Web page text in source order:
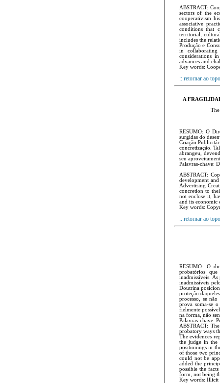
ABSTRACT:
sectors of the
cooperativism
associative
conditions that
territorial,
includes the
Produção e
in collaborating
considerations
advances and
Key words:
:: retornar ao topo
A
RESUMO: O
surgidas do
Criação
concretização.
abrangeu,
seu
Palavras-chave:
ABSTRACT:
development
Advertising
concretion to
not enclose it,
and its economic
Key words:
:: retornar ao topo
RESUMO: O
probatórios
inadmissíveis.
inadmissíveis
Doutrina
proteção
processo, se
prova soma-se
fielmente
na forma, não
Palavras-chave:
ABSTRACT:
probatory ways
The evidences
the judge in the
positionings in
of those two
could not be
added the
possible the
form, not being
Key words: Illicit